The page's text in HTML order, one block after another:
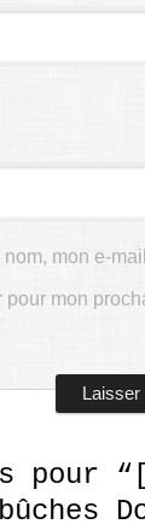
mon e-
mon
pour “